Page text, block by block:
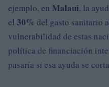
ejemplo, en Malaui, la
el 30% del gasto sanitario
vulnerabilidad de estas
política de financiación
pasaría si esa ayuda se